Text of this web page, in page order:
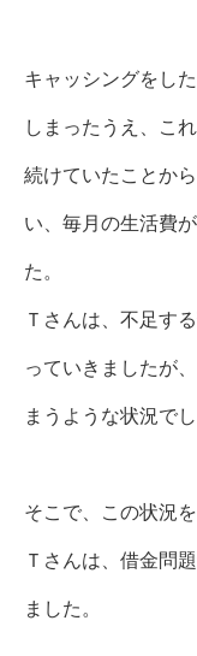
キャッシングをし
しまったうえ、こ
続けていたことか
い、毎月の生活費
た。
Ｔさんは、不足す
っていきましたが
まうような状況でし
そこで、この状況
Ｔさんは、 借金問
ました。